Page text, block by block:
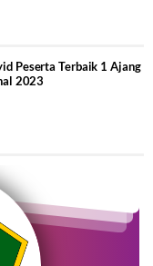
Peserta Terbaik 1 Ajang
2023